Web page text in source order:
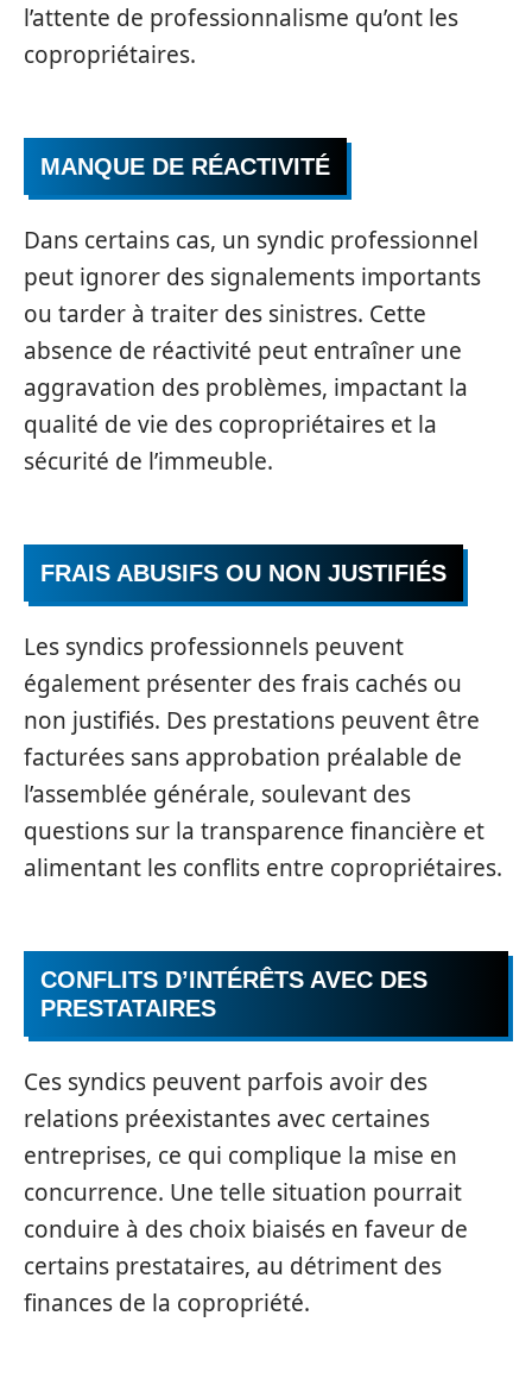
l’attente de professionnalisme qu’ont les
copropriétaires.
MANQUE DE RÉACTIVITÉ
Dans certains cas, un syndic professionnel
peut ignorer des signalements importants
ou tarder à traiter des sinistres. Cette
absence de réactivité peut entraîner une
aggravation des problèmes, impactant la
qualité de vie des copropriétaires et la
sécurité de l’immeuble.
FRAIS ABUSIFS OU NON JUSTIFIÉS
Les syndics professionnels peuvent
également présenter des frais cachés ou
non justifiés. Des prestations peuvent être
facturées sans approbation préalable de
l’assemblée générale, soulevant des
questions sur la transparence financière et
alimentant les conflits entre copropriétaires.
CONFLITS D’INTÉRÊTS AVEC DES
PRESTATAIRES
Ces syndics peuvent parfois avoir des
relations préexistantes avec certaines
entreprises, ce qui complique la mise en
concurrence. Une telle situation pourrait
conduire à des choix biaisés en faveur de
certains prestataires, au détriment des
finances de la copropriété.